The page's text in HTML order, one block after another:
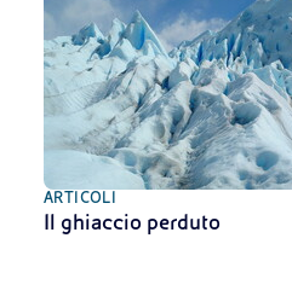
ARTICOLI
Il ghiaccio perduto